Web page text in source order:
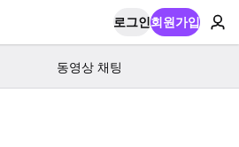
로그인회원가입
동영상 채팅